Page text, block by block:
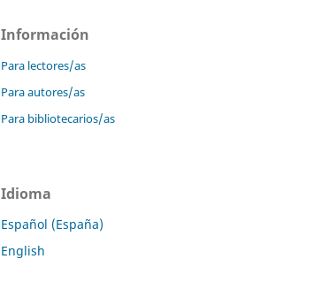
Información
Para lectores/as
Para autores/as
Para bibliotecarios/as
Idioma
Español (España)
English